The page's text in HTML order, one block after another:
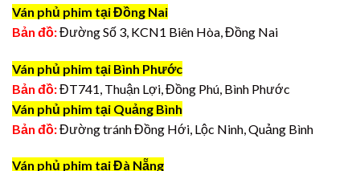
Ván phủ phim tại Đồng Nai
Bản đồ:Đường Số 3, KCN1 Biên Hòa, Đồng Nai
Ván phủ phim tại Bình Phước
Bản đồ:ĐT741, Thuận Lợi, Đồng Phú, Bình Phước
Ván phủ phim tại Quảng Bình
Bản đồ:Đường tránh Đồng Hới, Lộc Ninh, Quảng Bình
Ván phủ phim tại Đà Nẵng